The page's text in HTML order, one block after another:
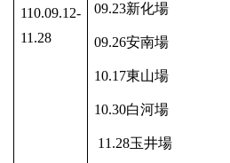
110.09.12-
11.28
09.23新化場
09.26安南場
10.17東山場
10.30白河場
11.28玉井場